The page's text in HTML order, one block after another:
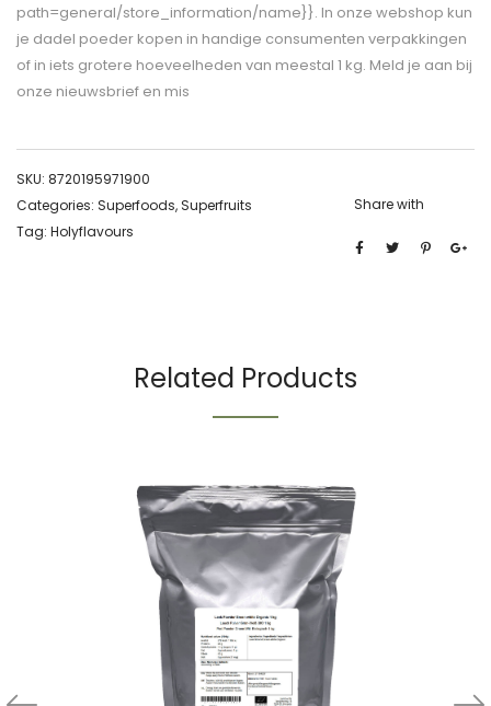
path=general/store_information/name}}. In onze webshop kun
je dadel poeder kopen in handige consumenten verpakkingen
of in iets grotere hoeveelheden van meestal 1 kg. Meld je aan bij
onze nieuwsbrief en mis
SKU: 8720195971900
Categories: Superfoods, Superfruits
Tag: Holyflavours
Share with
Related Products